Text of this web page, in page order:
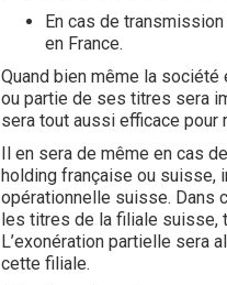
En cas de
en France.
Quand bien même la
ou partie de ses titres sera
sera tout aussi efficace pour
Il en sera de même en cas
holding française ou suisse,
opérationnelle suisse. Dans
les titres de la filiale suisse,
L’exonération partielle sera
cette filiale.